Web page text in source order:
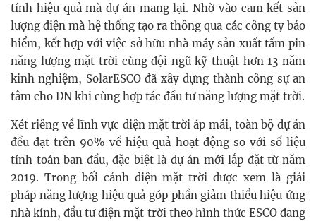
tính hiệu quả mà dự án mang lại. Nhờ vào cam kết sản
lượng điện mà hệ thống tạo ra thông qua các công ty bảo
hiểm, kết hợp với việc sở hữu nhà máy sản xuất tấm pin
năng lượng mặt trời cùng đội ngũ kỹ thuật hơn 13 năm
kinh nghiệm, SolarESCO đã xây dựng thành công sự an
tâm cho DN khi cùng hợp tác đầu tư năng lượng mặt trời.
Xét riêng về lĩnh vực điện mặt trời áp mái, toàn bộ dự án
đều đạt trên 90% về hiệu quả hoạt động so với số liệu
tính toán ban đầu, đặc biệt là dự án mới lắp đặt từ năm
2019. Trong bối cảnh điện mặt trời được xem là giải
pháp năng lượng hiệu quả góp phần giảm thiểu hiệu ứng
nhà kính, đầu tư điện mặt trời theo hình thức ESCO đang